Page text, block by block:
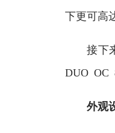
下更可高
接下来
DUO OC
外观